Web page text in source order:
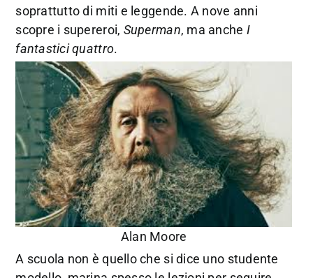
soprattutto di miti e leggende. A nove anni
scopre i supereroi, Superman, ma anche I
fantastici quattro.
Alan Moore
A scuola non è quello che si dice uno studente